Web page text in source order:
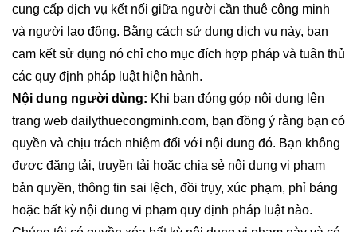
cung cấp dịch vụ kết nối giữa người cần thuê công minh
và người lao động. Bằng cách sử dụng dịch vụ này, bạn
cam kết sử dụng nó chỉ cho mục đích hợp pháp và tuân thủ
các quy định pháp luật hiện hành.
Nội dung người dùng: Khi bạn đóng góp nội dung lên
trang web dailythuecongminh.com, bạn đồng ý rằng bạn có
quyền và chịu trách nhiệm đối với nội dung đó. Bạn không
được đăng tải, truyền tải hoặc chia sẻ nội dung vi phạm
bản quyền, thông tin sai lệch, đồi trụy, xúc phạm, phỉ báng
hoặc bất kỳ nội dung vi phạm quy định pháp luật nào.